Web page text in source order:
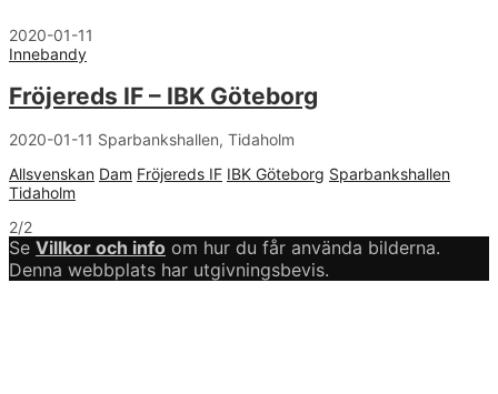
2020-01-11
Innebandy
Fröjereds IF – IBK Göteborg
2020-01-11 Sparbankshallen, Tidaholm
Allsvenskan Dam Fröjereds IF IBK Göteborg Sparbankshallen
Tidaholm
2/2
Se Villkor och info om hur du får använda bilderna.
Denna webbplats har utgivningsbevis.